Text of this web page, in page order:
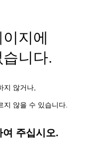
지에
니다.
지 않거나,
지 않을 수 있습니다.
주십시오.